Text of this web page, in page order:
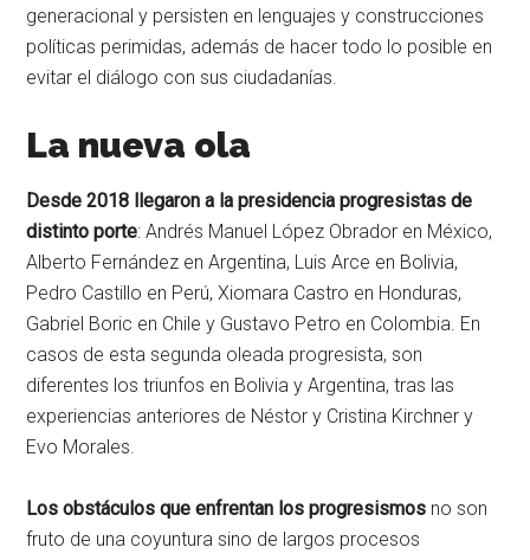
generacional y persisten en lenguajes y construcciones
políticas perimidas, además de hacer todo lo posible en
evitar el diálogo con sus ciudadanías.
La nueva ola
Desde 2018 llegaron a la presidencia progresistas de
distinto porte: Andrés Manuel López Obrador en México,
Alberto Fernández en Argentina, Luis Arce en Bolivia,
Pedro Castillo en Perú, Xiomara Castro en Honduras,
Gabriel Boric en Chile y Gustavo Petro en Colombia. En
casos de esta segunda oleada progresista, son
diferentes los triunfos en Bolivia y Argentina, tras las
experiencias anteriores de Néstor y Cristina Kirchner y
Evo Morales.
Los obstáculos que enfrentan los progresismos no son
fruto de una coyuntura sino de largos procesos